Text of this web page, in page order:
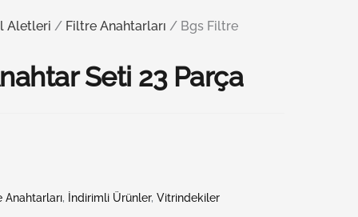
Aletleri / Filtre Anahtarları / Bgs Filtre
Seti 23 Parça
Anahtarları, İndirimli Ürünler,Vitrindekiler